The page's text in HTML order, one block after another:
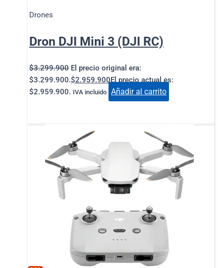
Drones
Dron DJI Mini 3 (DJI RC)
$3.299.900 El precio original era:
$3.299.900.$2.959.900El precio actual es:
$2.959.900. IVA incluido Añadir al carrito